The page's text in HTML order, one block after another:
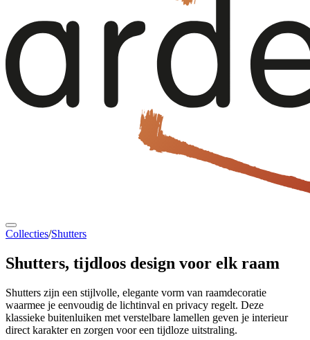
Collecties/Shutters
Shutters, tijdloos design voor elk raam
Shutters zijn een stijlvolle, elegante vorm van raamdecoratie
waarmee je eenvoudig de lichtinval en privacy regelt. Deze
klassieke buitenluiken met verstelbare lamellen geven je interieur
direct karakter en zorgen voor een tijdloze uitstraling.